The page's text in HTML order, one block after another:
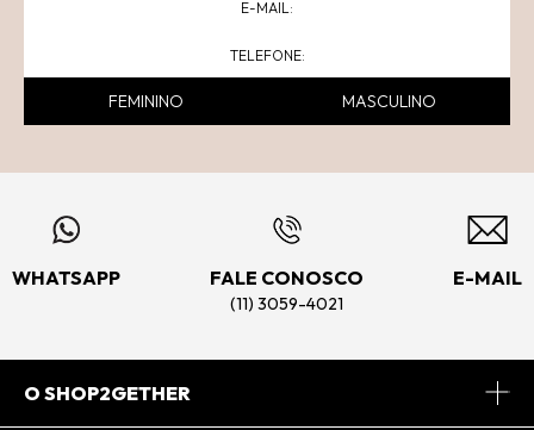
FEMININO MASCULINO
WHATSAPP FALE CONOSCO
(11) 3059-4021
E-MAIL
O SHOP2GETHER